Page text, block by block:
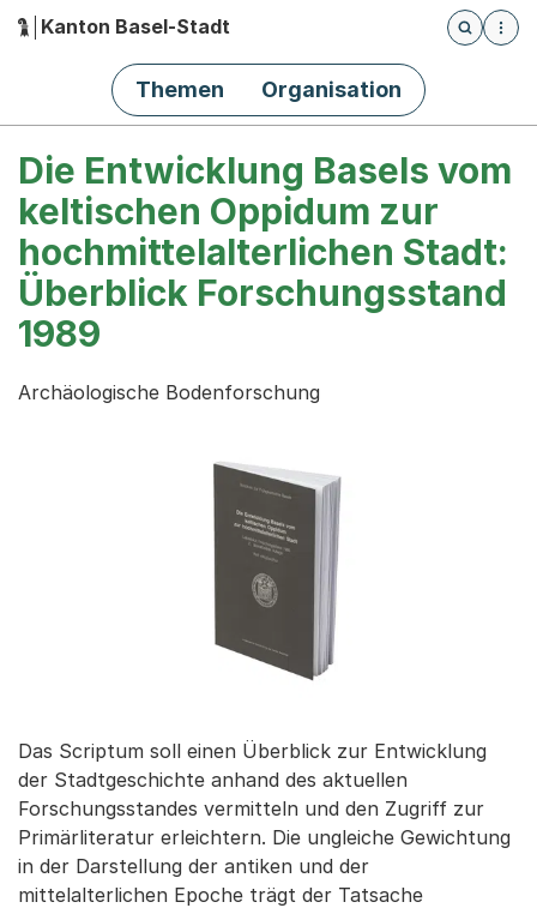
Hauptnavigation
Kanton Basel-Stadt
Öffnet
Themen Organisation
Die Entwicklung Basels vom
keltischen Oppidum zur
hochmittelalterlichen Stadt:
Überblick Forschungsstand
1989
Archäologische Bodenforschung
Das Scriptum soll einen Überblick zur Entwicklung
der Stadtgeschichte anhand des aktuellen
Forschungsstandes vermitteln und den Zugriff zur
Primärliteratur erleichtern. Die ungleiche Gewichtung
in der Darstellung der antiken und der
mittelalterlichen Epoche trägt der Tatsache